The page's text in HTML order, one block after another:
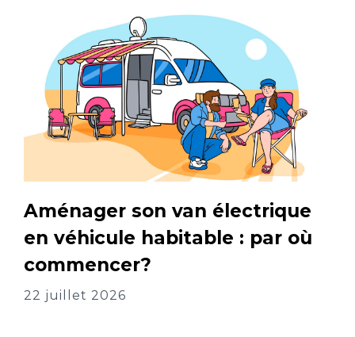
Aménager son van électrique
en véhicule habitable : par où
commencer?
22 juillet 2026